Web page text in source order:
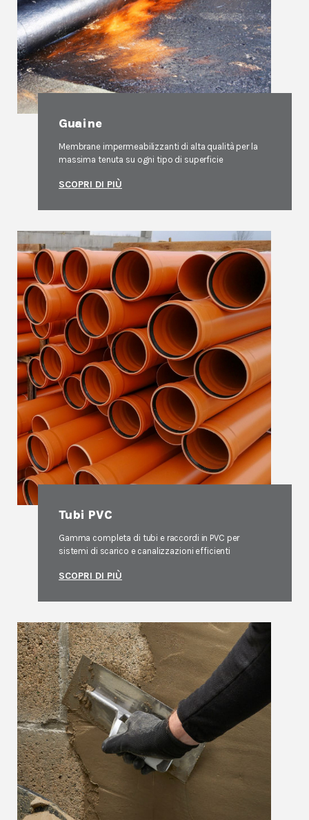
⁠Guaine
Membrane impermeabilizzanti di alta qualità per la
massima tenuta su ogni tipo di superficie
SCOPRI DI PIÙ
Tubi PVC
Gamma completa di tubi e raccordi in PVC per
sistemi di scarico e canalizzazioni efficienti
SCOPRI DI PIÙ